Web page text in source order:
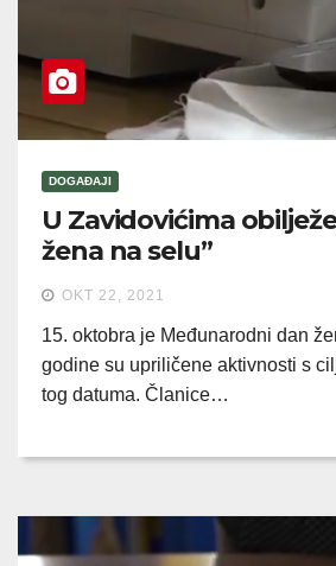
DOGAĐAJI
U Zavidovićima
žena na selu”
OKT 22, 2021
15. oktobra je Međunarodni dan
godine su upriličene aktivnosti s
tog datuma. Članice…